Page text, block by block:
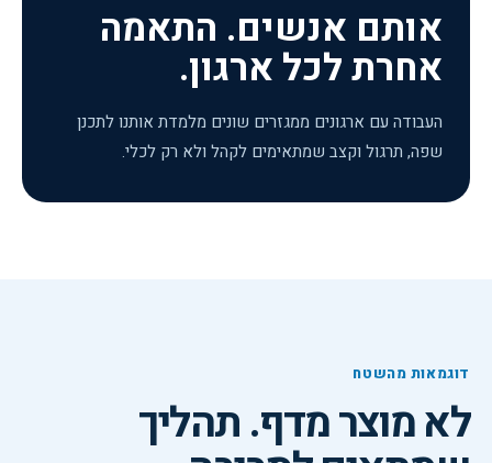
אותם אנשים. התאמה
אחרת לכל ארגון.
העבודה עם ארגונים ממגזרים שונים מלמדת אותנו לתכנן
שפה, תרגול וקצב שמתאימים לקהל ולא רק לכלי.
דוגמאות מהשטח
לא מוצר מדף. תהליך